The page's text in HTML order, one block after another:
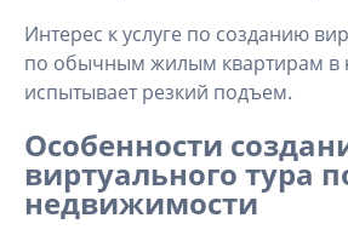
Интерес к услуге по созданию
по обычным жилым квартирам в
испытывает резкий подъем.
Особенности
виртуального тура
недвижимости